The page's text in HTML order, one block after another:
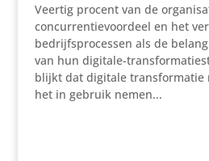
Veertig procent van de
concurrentievoordeel en het
bedrijfsprocessen als de
van hun digitale-
blijkt dat digitale transformatie
het in gebruik nemen...